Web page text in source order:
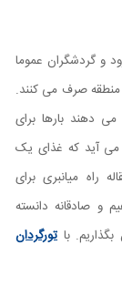
و گردشگران عموما
منطقه صرف می کنند.
دهند بارها برای
می آید که غذای یک
راه میانبری برای
و صادقانه دانسته
باتورگردان